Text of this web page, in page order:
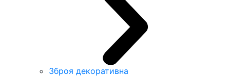
Зброя декоративна